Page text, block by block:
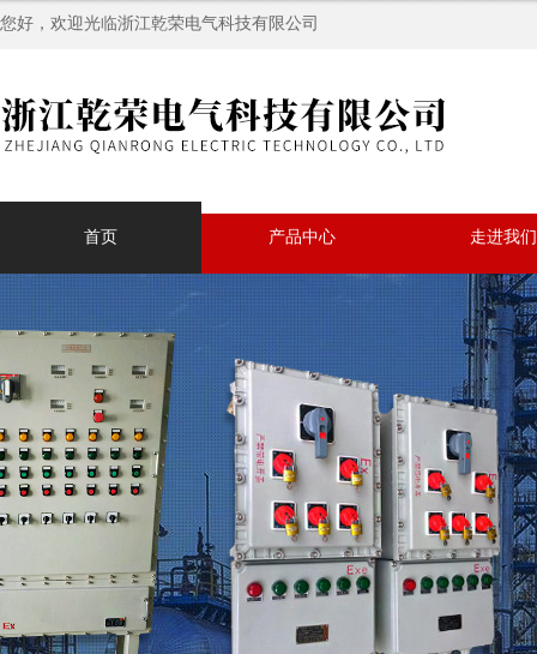
您好，欢迎光临浙江乾荣电气科技有限公司
首页 产品中心 走进我们